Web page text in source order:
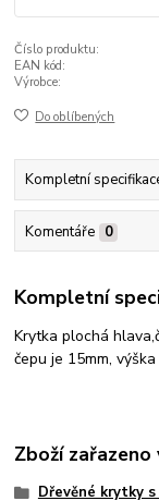
Číslo produktu:
EAN kód:
Výrobce:
Do oblíbených
Kompletní
Komentáře 0
Kompletní
Krytka plochá
čepu je 15mm,
Zboží
Dřevěné krytky